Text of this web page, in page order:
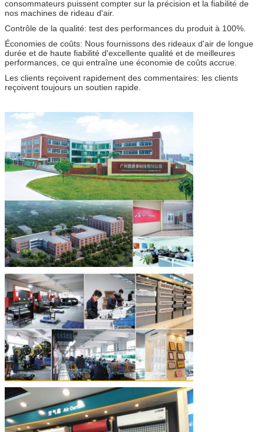
consommateurs puissent compter sur la précision et la fiabilité de
nos machines de rideau d'air.
Contrôle de la qualité: test des performances du produit à 100%.
Économies de coûts: Nous fournissons des rideaux d'air de longue
durée et de haute fiabilité d'excellente qualité et de meilleures
performances, ce qui entraîne une économie de coûts accrue.
Les clients reçoivent rapidement des commentaires: les clients
reçoivent toujours un soutien rapide.